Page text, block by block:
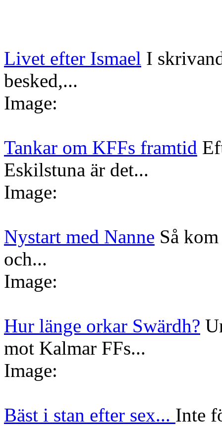
Livet efter Ismael I
besked,...
Image:
Tankar om KFFs framtid
Eskilstuna är det...
Image:
Nystart med Nanne Så
och...
Image:
Hur länge orkar Swärdh?
mot Kalmar FFs...
Image:
Bäst i stan efter sex... Inte